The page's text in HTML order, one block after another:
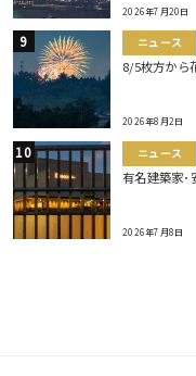
2026年7月20日
ニュース
8/5枚方から
2026年8月2日
ニュース
有名建築家･
2026年7月8日